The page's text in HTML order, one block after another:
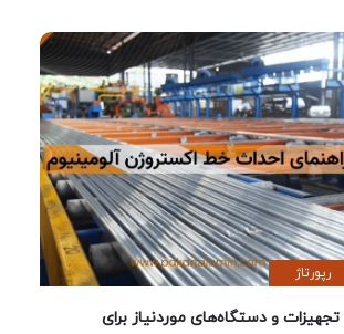
رپورتاژ
تجهیزات و دستگاه‌های موردنیاز برای